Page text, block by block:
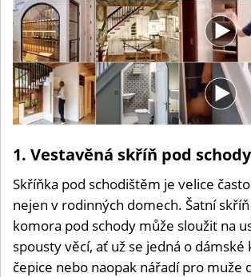
1. Vestavěná skříň pod schody
Skříňka pod schodištěm je velice
nejen v rodinných domech. Šatní
komora pod schody může sloužit na
spousty věcí, ať už se jedná o dámské
čepice nebo naopak nářadí pro muže